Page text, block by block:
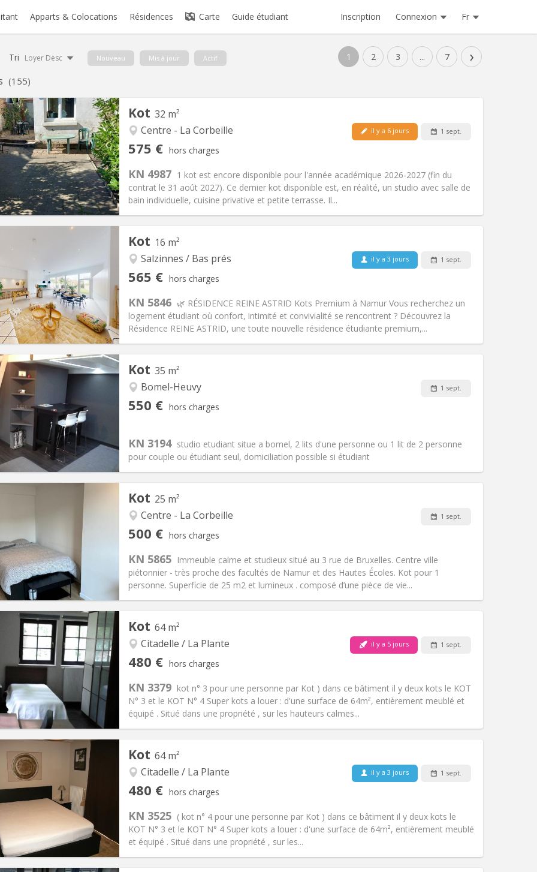
Apparts & Colocations Résidences Carte Guide étudiant Inscription Connexion Fr
1 2 3 ... 7 ›
Tri Loyer Desc Nouveau Mis à jour Actif
(155)
Kot 32 m²
Centre - La Corbeille
575 € hors charges
il y a 6 jours 1 sept.
KN 4987 1 kot est encore disponible pour l'année académique 2026-2027 (fin du
contrat le 31 août 2027). Ce dernier kot disponible est, en réalité, un studio avec salle de
bain individuelle, cuisine privative et petite terrasse. Il...
Pratiques
575 €
mois
Non
Aménagement
Salle de bain:Privée
Superficie:32 m2
Autre
Atmosphère:Chaleureuse,
Non-fumeur
Animaux de compagnie:Non
Kot 16 m²
Salzinnes / Bas prés
565 € hors charges
il y a 3 jours 1 sept.
KN 5846 🌿 RÉSIDENCE REINE ASTRID Kots Premium à Namur Vous recherchez un
logement étudiant où confort, intimité et convivialité se rencontrent ? Découvrez la
Résidence REINE ASTRID, une toute nouvelle résidence étudiante premium,...
€
75 €
mois
Acceptée
Aménagement
Salle de bain:Privée
Superficie:16 m2
Autre
Atmosphère: Communautaire,
Non-fumeur
Animaux de compagnie:Non
Kot 35 m²
Bomel-Heuvy
550 € hors charges
1 sept.
KN 3194 studio etudiant situe a bomel, 2 lits d'une personne ou 1 lit de 2 personne
pour couple ou étudiant seul, domiciliation possible si étudiant
€
30 €
12 mois
Non
Aménagement
Superficie:35 m2
Autre
Kot 25 m²
Centre - La Corbeille
500 € hors charges
1 sept.
KN 5865 Immeuble calme et studieux situé au 3 rue de Bruxelles. Centre ville
piétonnier - très proche des facultés de Namur et des Hautes Écoles. Kot pour 1
personne. Superficie de 25 m2 et lumineux . composé d’une pièce de vie...
€
50 €
12 mois
Non
Aménagement
Salle de bain:Privée
Superficie:25 m2
Autre
Atmosphère:Calme,
Kot 64 m²
Citadelle / La Plante
480 € hors charges
il y a 5 jours 1 sept.
KN 3379 kot n° 3 pour une personne par Kot ) dans ce bâtiment il y deux kots le KOT
N° 3 et le KOT N° 4 Super kots a louer : d'une surface de 64m², entièrement meublé et
équipé . Situé dans une propriété , sur les hauteurs calmes...
Pratiques
€
11 mois
Non
Aménagement
Salle de bain: Privée
Superficie:64 m2
Autre
Atmosphère:Calme
Animaux de compagnie:Non
Kot 64 m²
Citadelle / La Plante
480 € hors charges
il y a 3 jours 1 sept.
KN 3525 ( kot n° 4 pour une personne par Kot ) dans ce bâtiment il y deux kots le
KOT N° 3 et le KOT N° 4 Super kots a louer : d'une surface de 64m², entièrement meublé
et équipé . Situé dans une propriété , sur les...
Pratiques
€
60 €
Non
Aménagement
Salle de bain:Privée
Superficie:64 m2
Atmosphère: Studieuse,
Accès PMR:Non
Non-fumeur